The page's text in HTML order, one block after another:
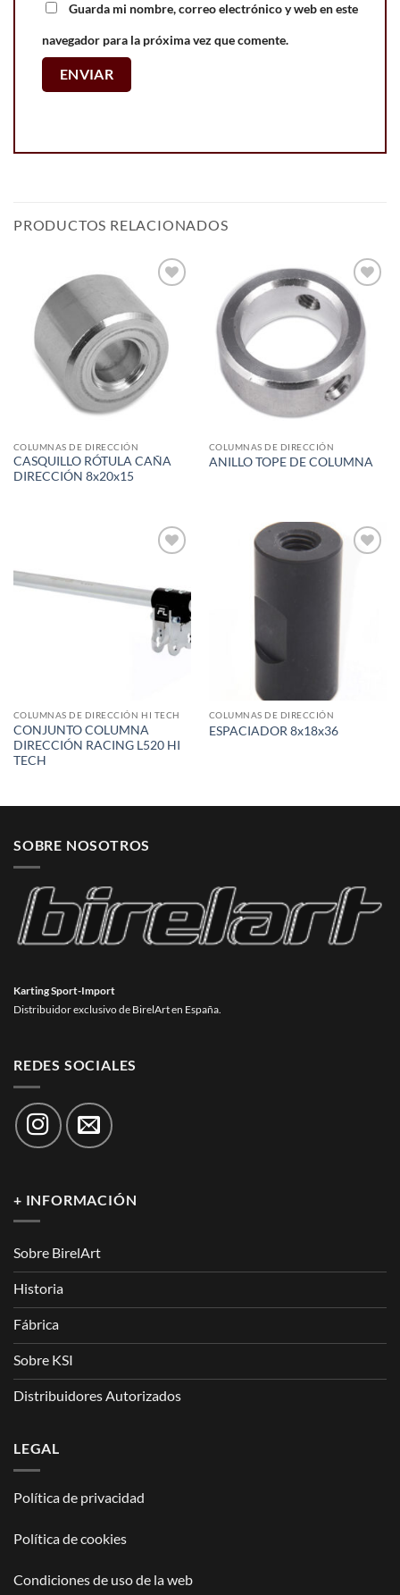
Guarda mi nombre, correo electrónico y web en este
navegador para la próxima vez que comente.
PRODUCTOS RELACIONADOS
wishlist
COLUMNAS DE DIRECCIÓN
CASQUILLO RÓTULA CAÑA
DIRECCIÓN 8x20x15
Add to
wishlist
COLUMNAS DE DIRECCIÓN
ANILLO TOPE DE COLUMNA
COLUMNAS DE DIRECCIÓN HI TECH
CONJUNTO COLUMNA
DIRECCIÓN RACING L520 HI
TECH
COLUMNAS DE DIRECCIÓN
ESPACIADOR 8x18x36
SOBRE NOSOTROS
Karting Sport-Import
Distribuidor exclusivo de BirelArt en España.
REDES SOCIALES
+ INFORMACIÓN
Sobre BirelArt
Historia
Fábrica
Sobre KSI
Distribuidores Autorizados
LEGAL
Política de privacidad
Política de cookies
Condiciones de uso de la web